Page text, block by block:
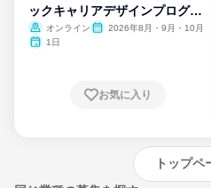
ックキャリアデザインプログラ
ム
オンライン
2026年8月・9月・10月
1日
お気に入り
トップペ